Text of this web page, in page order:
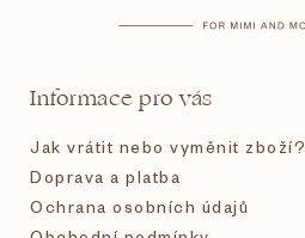
Informace pro vás
Jak vrátit nebo vyměnit zboží?
Doprava a platba
Ochrana osobních údajů